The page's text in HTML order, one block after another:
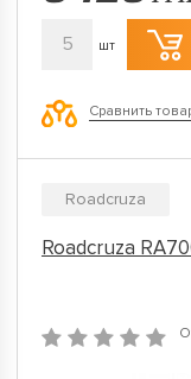
5 шт
Сравнить
Roadcruza
Roadcruza